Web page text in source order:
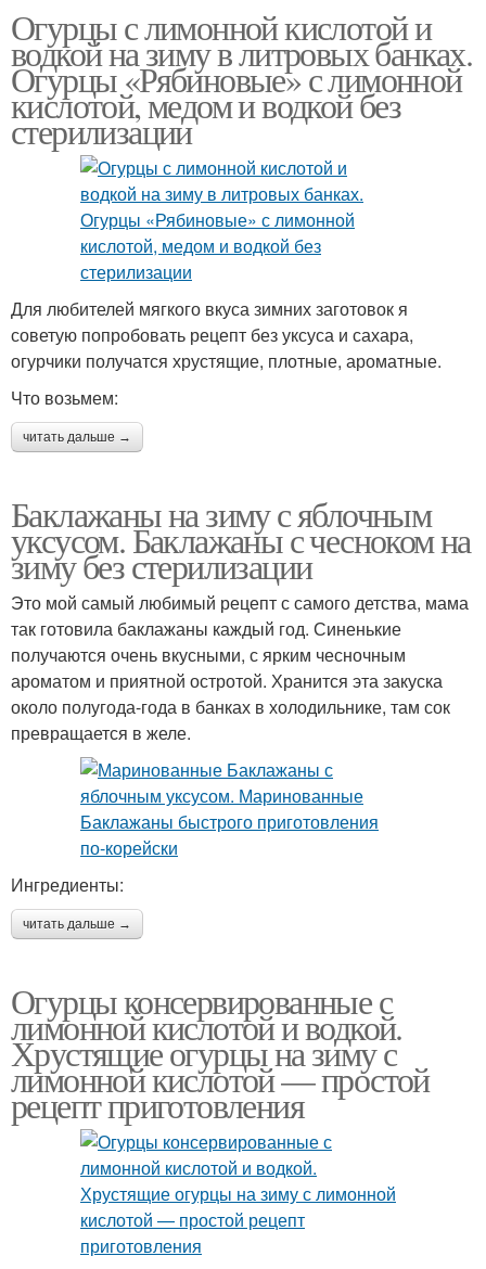
Огурцы с лимонной кислотой и
водкой на зиму в литровых банках.
Огурцы «Рябиновые» с лимонной
кислотой, медом и водкой без
стерилизации
Для любителей мягкого вкуса зимних заготовок я
советую попробовать рецепт без уксуса и сахара,
огурчики получатся хрустящие, плотные, ароматные.
Что возьмем:
читать дальше →
Баклажаны на зиму с яблочным
уксусом. Баклажаны с чесноком на
зиму без стерилизации
Это мой самый любимый рецепт с самого детства, мама
так готовила баклажаны каждый год. Синенькие
получаются очень вкусными, с ярким чесночным
ароматом и приятной остротой. Хранится эта закуска
около полугода-года в банках в холодильнике, там сок
превращается в желе.
Ингредиенты:
читать дальше →
Огурцы консервированные с
лимонной кислотой и водкой.
Хрустящие огурцы на зиму с
лимонной кислотой — простой
рецепт приготовления